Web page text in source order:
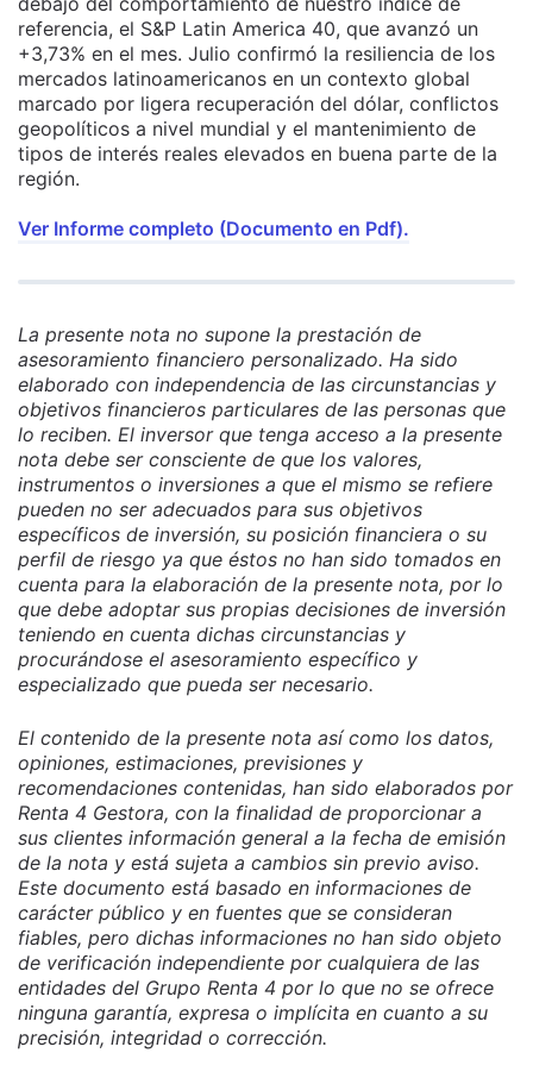
referencia, el S&P Latin America 40, que avanzó un
+3,73% en el mes. Julio confirmó la resiliencia de los
mercados latinoamericanos en un contexto global
marcado por ligera recuperación del dólar, conflictos
geopolíticos a nivel mundial y el mantenimiento de
tipos de interés reales elevados en buena parte de la
región.
Ver Informe completo (Documento en Pdf).
La presente nota no supone la prestación de
asesoramiento financiero personalizado. Ha sido
elaborado con independencia de las circunstancias y
objetivos financieros particulares de las personas que
lo reciben. El inversor que tenga acceso a la presente
nota debe ser consciente de que los valores,
instrumentos o inversiones a que el mismo se refiere
pueden no ser adecuados para sus objetivos
específicos de inversión, su posición financiera o su
perfil de riesgo ya que éstos no han sido tomados en
cuenta para la elaboración de la presente nota, por lo
que debe adoptar sus propias decisiones de inversión
teniendo en cuenta dichas circunstancias y
procurándose el asesoramiento específico y
especializado que pueda ser necesario.
El contenido de la presente nota así como los datos,
opiniones, estimaciones, previsiones y
recomendaciones contenidas, han sido elaborados por
Renta 4 Gestora, con la finalidad de proporcionar a
sus clientes información general a la fecha de emisión
de la nota y está sujeta a cambios sin previo aviso.
Este documento está basado en informaciones de
carácter público y en fuentes que se consideran
fiables, pero dichas informaciones no han sido objeto
de verificación independiente por cualquiera de las
entidades del Grupo Renta 4 por lo que no se ofrece
ninguna garantía, expresa o implícita en cuanto a su
precisión, integridad o corrección.